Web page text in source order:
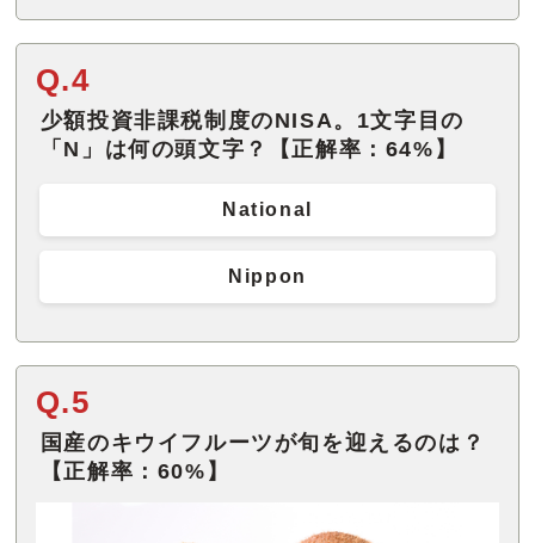
Q.4
少額投資非課税制度のNISA。1文字目の
「N」は何の頭文字？【正解率：64%】
National
Nippon
Q.5
国産のキウイフルーツが旬を迎えるのは？
【正解率：60%】